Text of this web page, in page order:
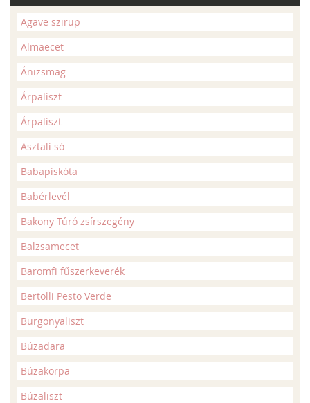
Agave szirup
Almaecet
Ánizsmag
Árpaliszt
Árpaliszt
Asztali só
Babapiskóta
Babérlevél
Bakony Túró zsírszegény
Balzsamecet
Baromfi fűszerkeverék
Bertolli Pesto Verde
Burgonyaliszt
Búzadara
Búzakorpa
Búzaliszt